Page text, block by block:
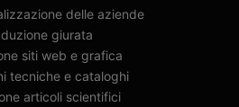
delle aziende
giurata
siti web e grafica
tecniche e cataloghi
articoli scientifici